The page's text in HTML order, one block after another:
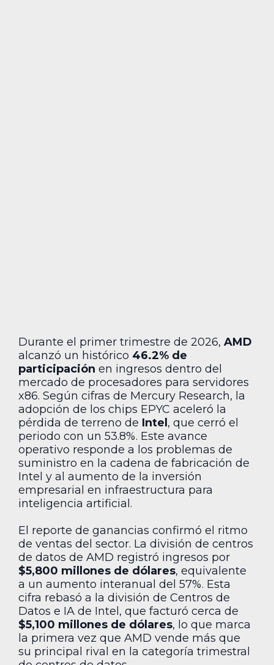
Durante el primer trimestre de 2026, AMD
alcanzó un histórico 46.2% de
participación en ingresos dentro del
mercado de procesadores para servidores
x86. Según cifras de Mercury Research, la
adopción de los chips EPYC aceleró la
pérdida de terreno de Intel , que cerró el
periodo con un 53.8%. Este avance
operativo responde a los problemas de
suministro en la cadena de fabricación de
Intel y al aumento de la inversión
empresarial en infraestructura para
inteligencia artificial.
El reporte de ganancias confirmó el ritmo
de ventas del sector. La división de centros
de datos de AMD registró ingresos por
$5,800 millones de dólares, equivalente
a un aumento interanual del 57%. Esta
cifra rebasó a la división de Centros de
Datos e IA de Intel, que facturó cerca de
$5,100 millones de dólares, lo que marca
la primera vez que AMD vende más que
su principal rival en la categoría trimestral